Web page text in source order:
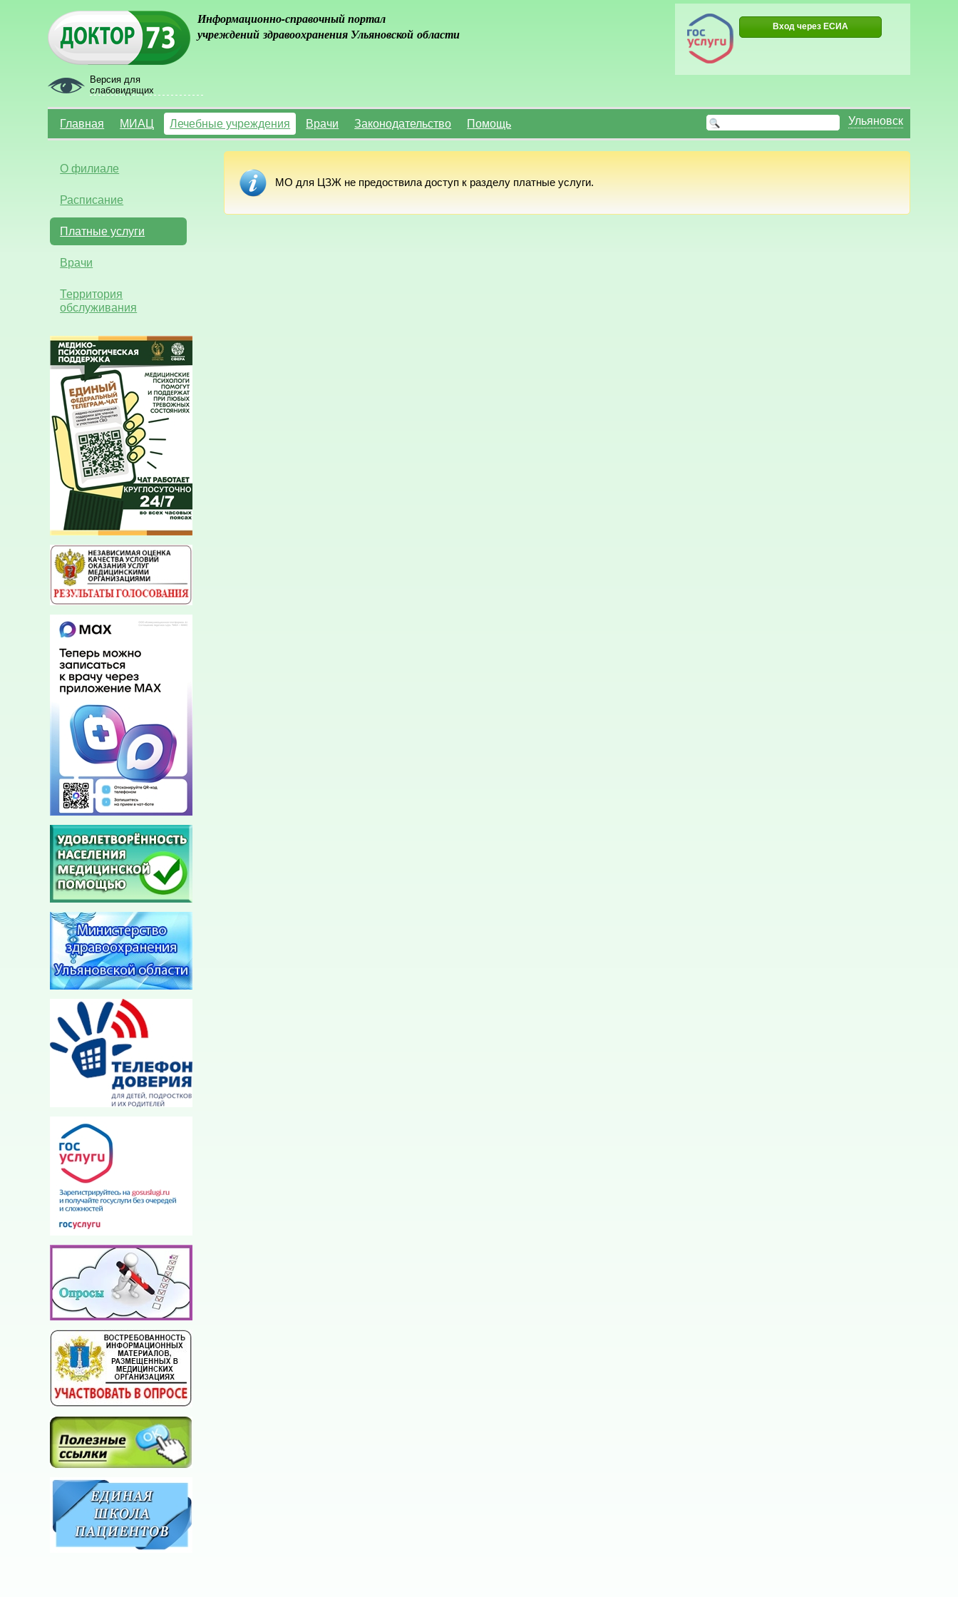
Версия для
слабовидящих
Информационно-справочный портал
учреждений здравоохранения Ульяновской области
Вход через ЕСИА
Ульяновск
Главная МИАЦ Лечебные учреждения Врачи Законодательство Помощь
О филиале
Расписание
Платные услуги
Врачи
Территория
обслуживания
МО для ЦЗЖ не предоствила доступ к разделу платные услуги.